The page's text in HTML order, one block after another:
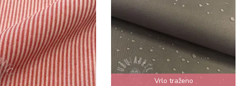
Vrlo traženo